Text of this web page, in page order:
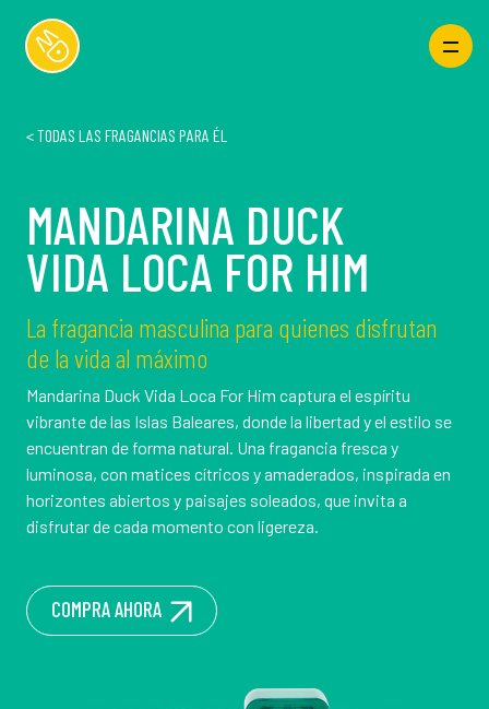
<TODAS LAS FRAGANCIAS PARA ÉL
MANDARINA DUCK
VIDA LOCA FOR HIM
La fragancia masculina para quienes disfrutan
de la vida al máximo
Mandarina Duck Vida Loca For Him captura el espíritu
vibrante de las Islas Baleares, donde la libertad y el estilo se
encuentran de forma natural. Una fragancia fresca y
luminosa, con matices cítricos y amaderados, inspirada en
horizontes abiertos y paisajes soleados, que invita a
disfrutar de cada momento con ligereza.
COMPRA AHORA